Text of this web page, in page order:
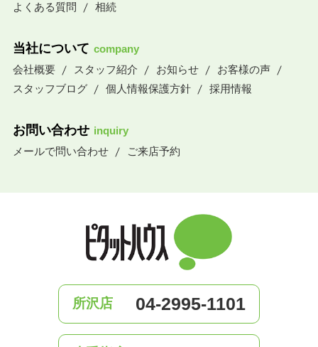
よくある質問
相続
当社について company
会社概要
スタッフ紹介 お知らせ
お客様の声
スタッフブログ
個人情報保護方針 採用情報
お問い合わせ inquiry
メールで問い合わせ
ご来店予約
所沢店 04-2995-1101